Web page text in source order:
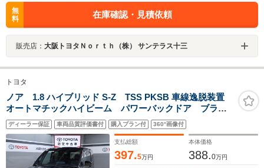
無
料
在庫確認・見積依頼
販売店： 大阪トヨタＮｏｒｔｈ（株） サンテラス十三
トヨタ
ノア 1.8 ハイブリッド S-Z TSS PKSB 車線逸脱装置
オートマチックハイビーム パワーバックドア ブライ
ンドスポットモニター ETC
ディーラー保証 車両品質評価書付 購入プラン付 360°画像付
支払総額
397.5万円
本体価格
388.0万円